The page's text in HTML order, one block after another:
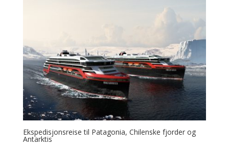
Ekspedisjonsreise til Patagonia, Chilenske fjorder og
Antarktis